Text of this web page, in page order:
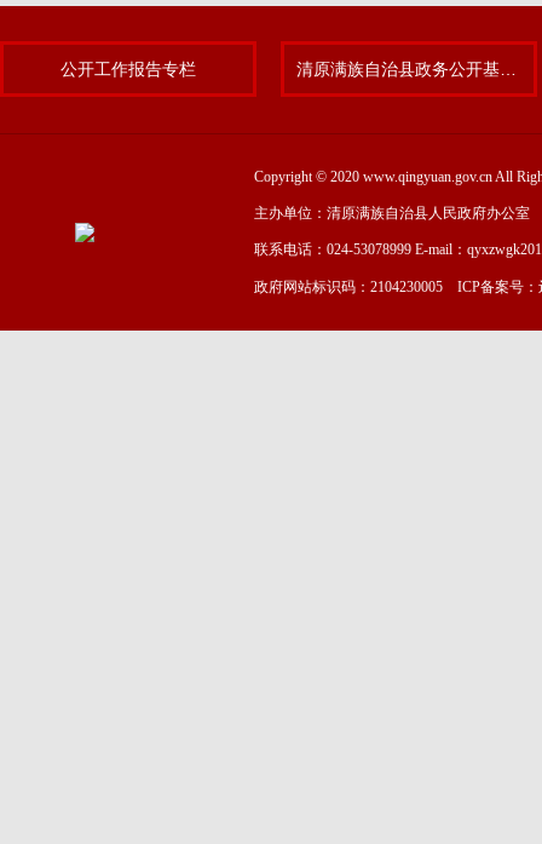
公开工作报告专栏
Copyright © 2020 www.qingyuan.gov.cn All
主办单位：清原满族自治县人民政府办公室
联系电话：024-53078999 E-mail：
政府网站标识码：2104230005 ICP备案号：